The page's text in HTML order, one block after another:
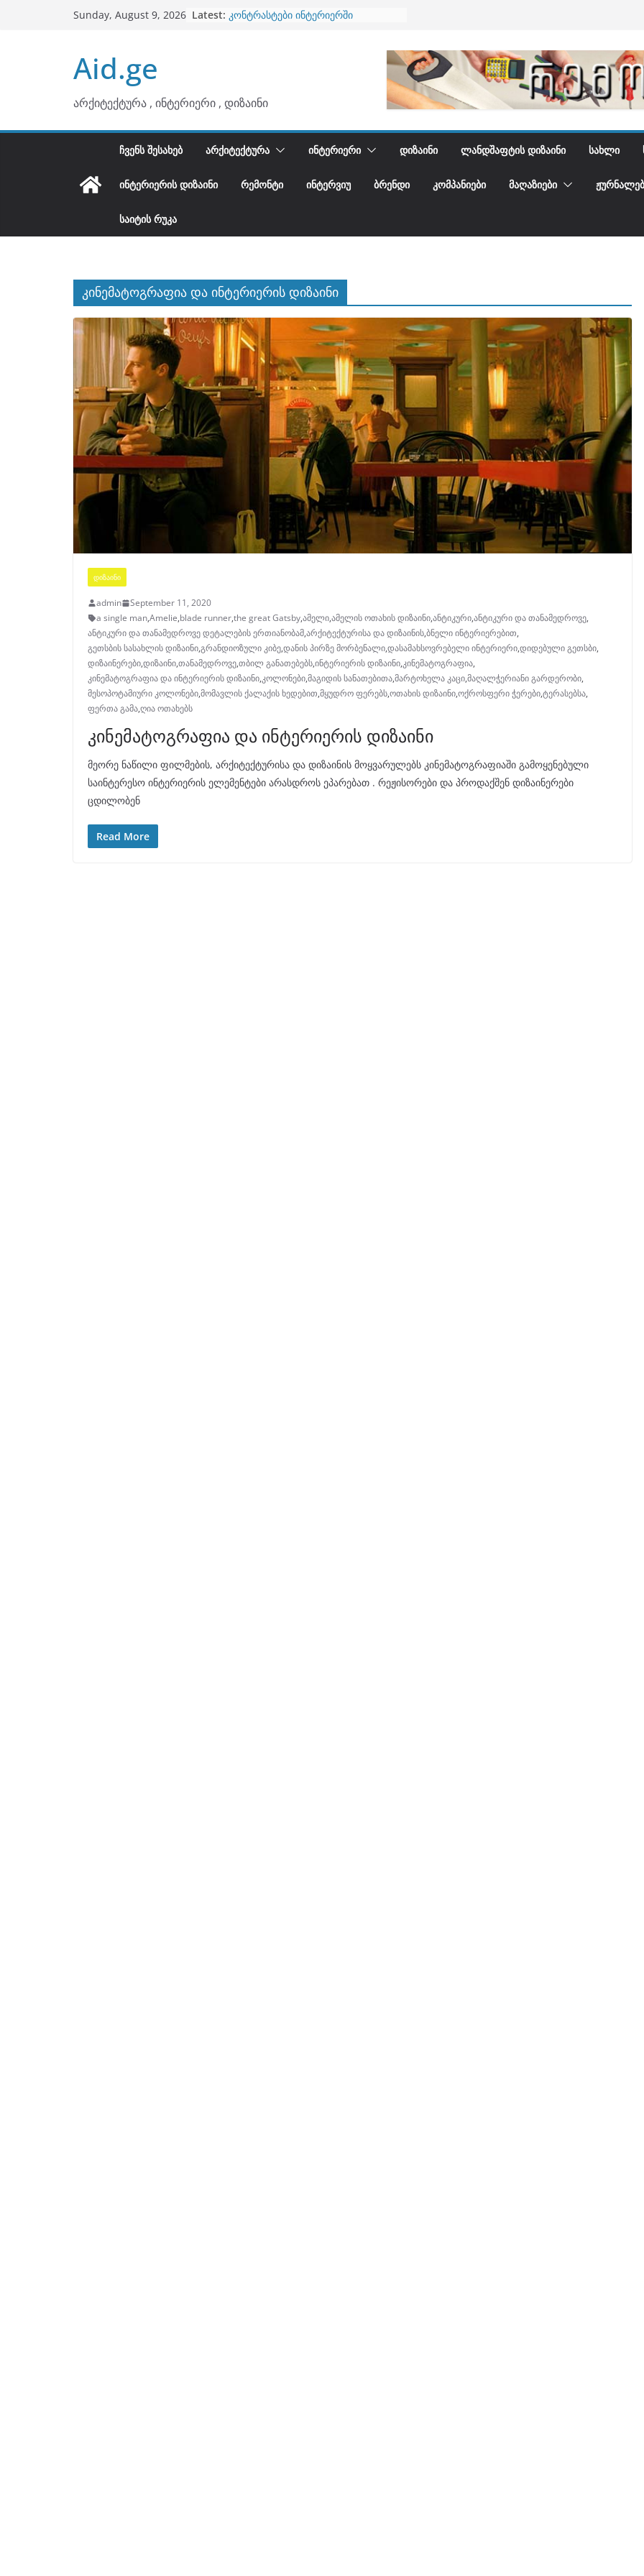
Sunday, August 9, 2026 Latest: კონტრასტები ინტერიერში
Aid.ge
არქიტექტურა , ინტერიერი , დიზაინი
ᲩᲕᲔᲜᲡ ᲨᲔᲡᲐᲮᲔᲑ ᲐᲠᲥᲘᲢᲔᲥᲢᲣᲠᲐ ᲘᲜᲢᲔᲠᲘᲔᲠᲘ ᲓᲘᲖᲐᲘᲜᲘ ᲚᲐᲜᲓᲨᲐᲤᲢᲘᲡ ᲓᲘᲖᲐᲘᲜᲘ ᲡᲐᲮᲚᲘ
ᲘᲜᲢᲔᲠᲘᲔᲠᲘᲡ ᲓᲘᲖᲐᲘᲜᲘ ᲠᲔᲛᲝᲜᲢᲘ ᲘᲜᲢᲔᲠᲕᲘᲣ ᲑᲠᲔᲜᲓᲘ ᲙᲝᲛᲞᲐᲜᲘᲔᲑᲘ ᲛᲐᲦᲐᲖᲘᲔᲑᲘ
ᲡᲐᲘᲢᲘᲡ ᲠᲣᲙᲐ
კინემატოგრაფია და ინტერიერის დიზაინი
ᲓᲘᲖᲐᲘᲜᲘ
admin
September 11, 2020
a single man,Amelie,blade runner,the great Gatsby,ამელი,ამელის ოთახის დიზაინი,ანტიკური,ანტიკური და თანამედროვე,
ანტიკური და თანამედროვე დეტალების ერთიანობამ,არქიტექტურისა და დიზაინის,ბნელი ინტერიერებით,
გეთსბის სასახლის დიზაინი,გრანდიოზული კიბე,დანის პირზე მორბენალი,დასამახსოვრებელი ინტერიერი,დიდებული გეთსბი,
დიზაინერები,დიზაინი,თანამედროვე,თბილ განათებებს,ინტერიერის დიზაინი,კინემატოგრაფია,
კინემატოგრაფია და ინტერიერის დიზაინი,კოლონები,მაგიდის სანათებითა,მარტოხელა კაცი,მაღალჭერიანი გარდერობი,
მესოპოტამიური კოლონები,მომავლის ქალაქის ხედებით,მყუდრო ფერებს,ოთახის დიზაინი,ოქროსფერი ჭერები,ტერასებსა,
ფერთა გამა,ღია ოთახებს
კინემატოგრაფია და ინტერიერის დიზაინი
მეორე ნაწილი ფილმების, არქიტექტურისა და დიზაინის მოყვარულებს კინემატოგრაფიაში გამოყენებული
საინტერესო ინტერიერის ელემენტები არასდროს ეპარებათ . რეჟისორები და პროდაქშენ დიზაინერები
ცდილობენ
Read More